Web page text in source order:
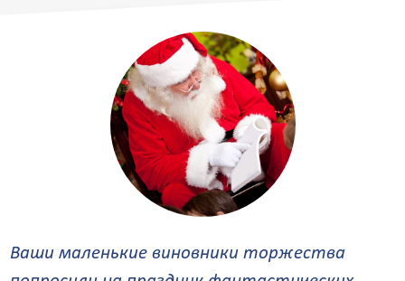
Ваши маленькие виновники торжества